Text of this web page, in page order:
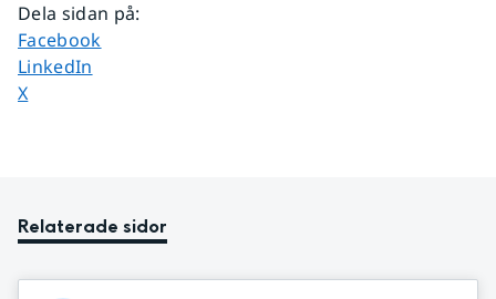
Dela sidan på:
Dela sidan på
Facebook
Dela sidan på
LinkedIn
Dela sidan på
X
Relaterade sidor